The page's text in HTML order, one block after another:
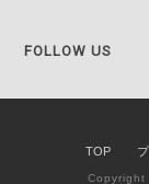
FOLLOW US
TOP
Copyright